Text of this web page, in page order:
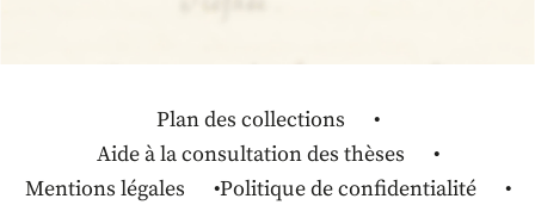
Plan des collections
Aide à la consultation des thèses
Mentions légales
Politique de confidentialité